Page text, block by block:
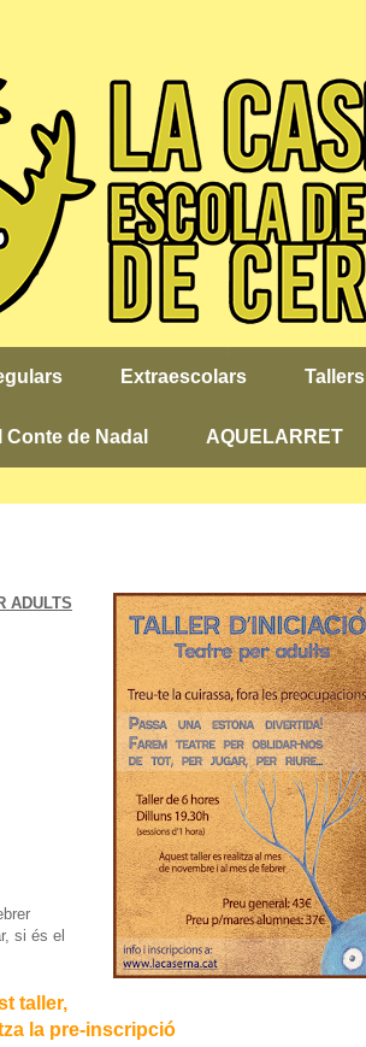
Extraescolars Tallers
Conte de Nadal AQUELARRET
ADULTS
si és el
taller,
la pre-inscripció